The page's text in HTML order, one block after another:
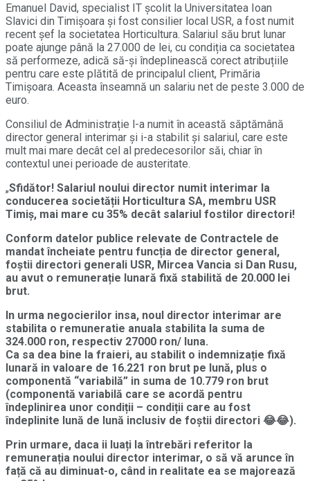
Emanuel David, specialist IT școlit la Universitatea Ioan
Slavici din Timișoara și fost consilier local USR, a fost numit
recent șef la societatea Horticultura. Salariul său brut lunar
poate ajunge până la 27.000 de lei, cu condiția ca societatea
să performeze, adică să-și îndeplinească corect atribuțiile
pentru care este plătită de principalul client, Primăria
Timișoara. Aceasta înseamnă un salariu net de peste 3.000 de
euro.
Consiliul de Administrație l-a numit în această săptămână
director general interimar și i-a stabilit și salariul, care este
mult mai mare decât cel al predecesorilor săi, chiar în
contextul unei perioade de austeritate.
„Sfidător! Salariul noului director numit interimar la
conducerea societății Horticultura SA, membru USR
Timiș, mai mare cu 35% decât salariul fostilor directori!
Conform datelor publice relevate de Contractele de
mandat încheiate pentru funcția de director general,
foștii directori generali USR, Mircea Vancia si Dan Rusu,
au avut o remunerație lunară fixă stabilită de 20.000 lei
brut.
In urma negocierilor insa, noul director interimar are
stabilita o remuneratie anuala stabilita la suma de
324.000 ron, respectiv 27000 ron/ luna.
Ca sa dea bine la fraieri, au stabilit o indemnizație fixă
lunară in valoare de 16.221 ron brut pe lună, plus o
componentă “variabilă” in suma de 10.779 ron brut
(componentă variabilă care se acordă pentru
îndeplinirea unor condiții – condiții care au fost
îndeplinite lună de lună inclusiv de foștii directori 😂😂).
Prin urmare, daca ii luați la întrebări referitor la
remunerația noului director interimar, o să vă arunce în
față că au diminuat-o, când in realitate ea se majorează